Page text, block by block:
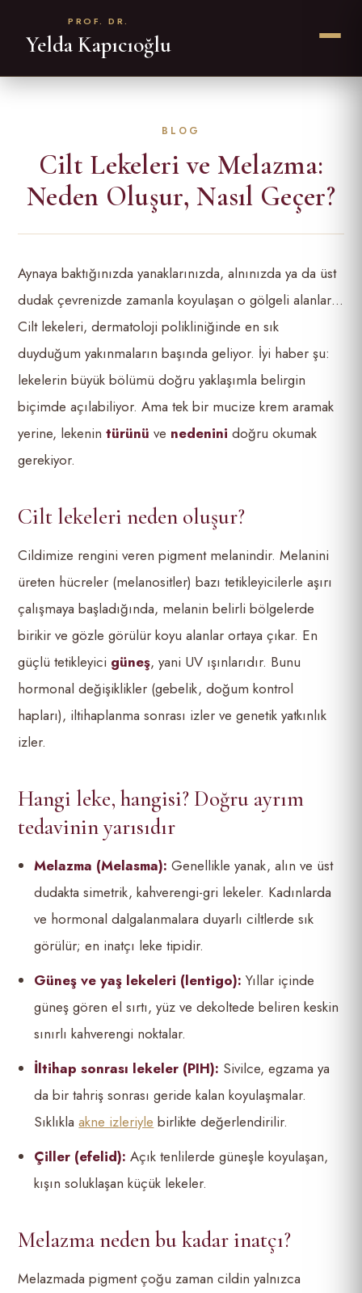
PROF. DR.
Yelda Kapıcıoğlu
Cilt Lekeleri ve Melazma:
Neden Oluşur, Nasıl Geçer?
Aynaya baktığınızda yanaklarınızda, alnınızda ya da üst
dudak çevrenizde zamanla koyulaşan o gölgeli alanlar…
Cilt lekeleri, dermatoloji polikliniğinde en sık
duyduğum yakınmaların başında geliyor. İyi haber şu:
lekelerin büyük bölümü doğru yaklaşımla belirgin
biçimde açılabiliyor. Ama tek bir mucize krem aramak
yerine, lekenin türünü ve nedenini doğru okumak
gerekiyor.
Cilt lekeleri neden oluşur?
Cildimize rengini veren pigment melanindir. Melanini
üreten hücreler (melanositler) bazı tetikleyicilerle aşırı
çalışmaya başladığında, melanin belirli bölgelerde
birikir ve gözle görülür koyu alanlar ortaya çıkar. En
güçlü tetikleyici güneş, yani UV ışınlarıdır. Bunu
hormonal değişiklikler (gebelik, doğum kontrol
hapları), iltihaplanma sonrası izler ve genetik yatkınlık
izler.
Hangi leke, hangisi? Doğru ayrım
tedavinin yarısıdır
Melazma (Melasma): Genellikle yanak, alın ve üst
dudakta simetrik, kahverengi-gri lekeler. Kadınlarda
ve hormonal dalgalanmalara duyarlı ciltlerde sık
görülür; en inatçı leke tipidir.
Güneş ve yaş lekeleri (lentigo): Yıllar içinde
güneş gören el sırtı, yüz ve dekoltede beliren keskin
sınırlı kahverengi noktalar.
İltihap sonrası lekeler (PIH): Sivilce, egzama ya
da bir tahriş sonrası geride kalan koyulaşmalar.
Sıklıklaakne izleriyle birlikte değerlendirilir.
Çiller (efelid): Açık tenlilerde güneşle koyulaşan,
kışın soluklaşan küçük lekeler.
Melazma neden bu kadar inatçı?
Melazmada pigment çoğu zaman cildin yalnızca